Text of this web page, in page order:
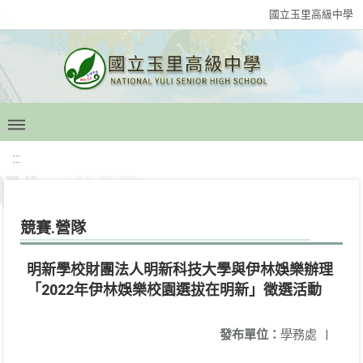
國立玉里高級中學
:::
競賽.營隊
明新學校財團法人明新科技大學與伊林娛樂辦理
「2022年伊林娛樂校園選拔在明新」徵選活動
發布單位： 學務處 |